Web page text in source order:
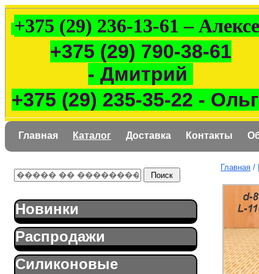
+375 (29) 236-13-61 –
+375 (29) 790-38-61
- Дмитрий
+375 (29) 235-35-22 -
Главная Каталог Доставка Контакты
Новинки
Распродажи
Силиконовые
Главная /